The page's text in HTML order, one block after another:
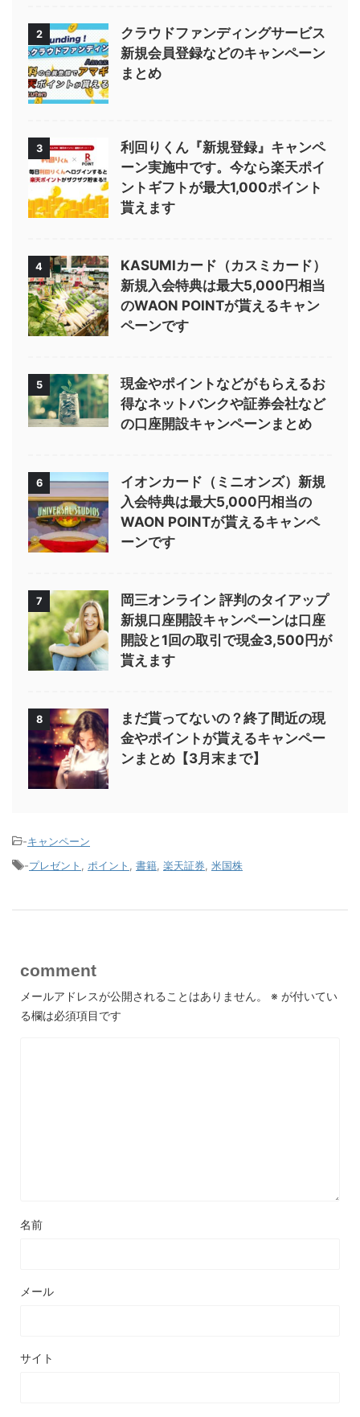
2
クラウドファンディングサービス
新規会員登録などのキャンペーン
まとめ
3
利回りくん『新規登録』キャンペ
ーン実施中です。今なら楽天ポイ
ントギフトが最大1,000ポイント
貰えます
4
KASUMIカード（カスミカード）
新規入会特典は最大5,000円相当
のWAON POINTが貰えるキャン
ペーンです
5
現金やポイントなどがもらえるお
得なネットバンクや証券会社など
の口座開設キャンペーンまとめ
6
イオンカード（ミニオンズ）新規
入会特典は最大5,000円相当の
WAON POINTが貰えるキャンペ
ーンです
7
岡三オンライン 評判のタイアップ
新規口座開設キャンペーンは口座
開設と1回の取引で現金3,500円が
貰えます
8
まだ貰ってないの？終了間近の現
金やポイントが貰えるキャンペー
ンまとめ【3月末まで】
-キャンペーン
-プレゼント ポイント 書籍 楽天証券 米国株
comment
メールアドレスが公開されることはありません。 ※ が付いてい
る欄は必須項目です
名前
メール
サイト